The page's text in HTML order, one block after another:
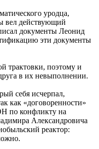
уродца,
вел действующий
документы Леонид
эти документы
трактовки, поэтому и
в их невыполнении.
себя исчерпал,
как «договоренности»
по конфликту на
Александровича
реактор: